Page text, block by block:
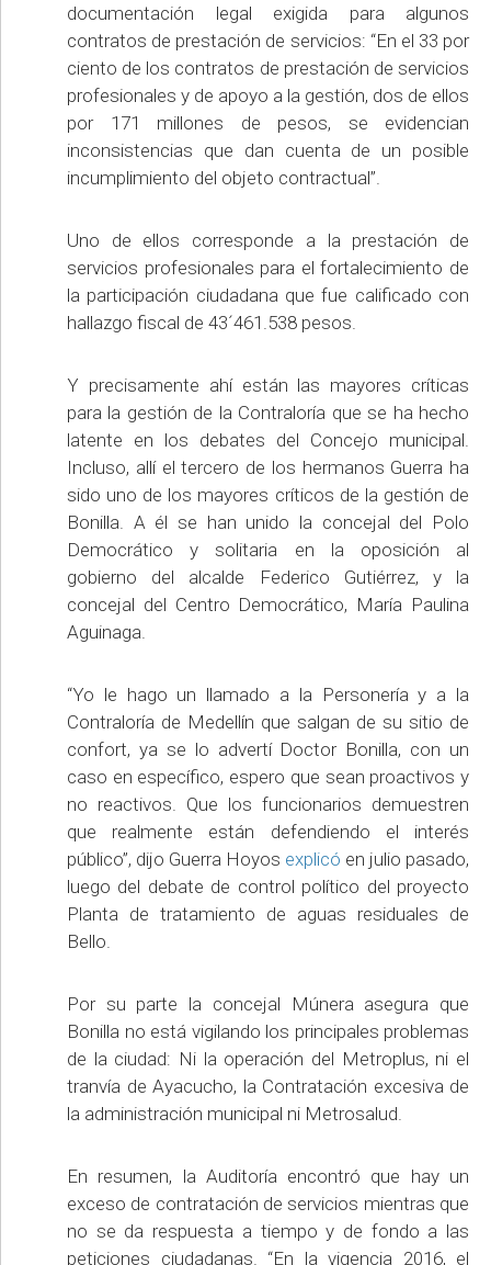
documentación legal exigida para algunos
contratos de prestación de servicios: “En el 33 por
ciento de los contratos de prestación de servicios
profesionales y de apoyo a la gestión, dos de ellos
por 171 millones de pesos, se evidencian
inconsistencias que dan cuenta de un posible
incumplimiento del objeto contractual”.
Uno de ellos corresponde a la prestación de
servicios profesionales para el fortalecimiento de
la participación ciudadana que fue calificado con
hallazgo fiscal de 43´461.538 pesos.
Y precisamente ahí están las mayores críticas
para la gestión de la Contraloría que se ha hecho
latente en los debates del Concejo municipal.
Incluso, allí el tercero de los hermanos Guerra ha
sido uno de los mayores críticos de la gestión de
Bonilla. A él se han unido la concejal del Polo
Democrático y solitaria en la oposición al
gobierno del alcalde Federico Gutiérrez, y la
concejal del Centro Democrático, María Paulina
Aguinaga.
“Yo le hago un llamado a la Personería y a la
Contraloría de Medellín que salgan de su sitio de
confort, ya se lo advertí Doctor Bonilla, con un
caso en específico, espero que sean proactivos y
no reactivos. Que los funcionarios demuestren
que realmente están defendiendo el interés
público”, dijo Guerra Hoyos explicó en julio pasado,
luego del debate de control político del proyecto
Planta de tratamiento de aguas residuales de
Bello.
Por su parte la concejal Múnera asegura que
Bonilla no está vigilando los principales problemas
de la ciudad: Ni la operación del Metroplus, ni el
tranvía de Ayacucho, la Contratación excesiva de
la administración municipal ni Metrosalud.
En resumen, la Auditoría encontró que hay un
exceso de contratación de servicios mientras que
no se da respuesta a tiempo y de fondo a las
peticiones ciudadanas. “En la vigencia 2016, el